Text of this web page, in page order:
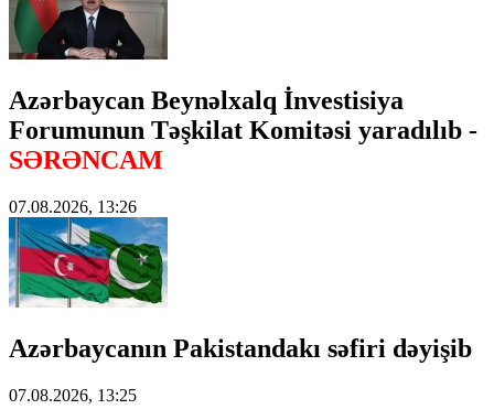
Azərbaycan Beynəlxalq İnvestisiya
Forumunun Təşkilat Komitəsi yaradılıb -
SƏRƏNCAM
07.08.2026, 13:26
Azərbaycanın Pakistandakı səfiri dəyişib
07.08.2026, 13:25